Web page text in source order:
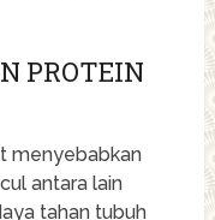
PROTEIN
menyebabkan
antara lain
tahan tubuh